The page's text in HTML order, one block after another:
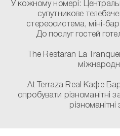
У кожному номері:
супутникове
стереосистема, міні-
До послуг гостей
The Restaran La
At Terraza Real Кафе
спробувати різноманітні
різноманітні